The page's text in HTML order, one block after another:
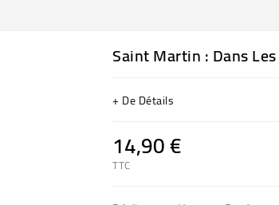
Saint Martin : Dans
+ De Détails
14,90 €
TTC